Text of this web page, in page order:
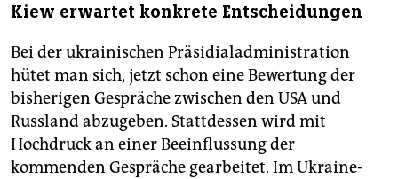
Kiew erwartet konkrete Entscheidungen
Bei der ukrainischen Präsidialadministration
hütet man sich, jetzt schon eine Bewertung der
bisherigen Gespräche zwischen den USA und
Russland abzugeben. Stattdessen wird mit
Hochdruck an einer Beeinflussung der
kommenden Gespräche gearbeitet. Im Ukrai­ne-